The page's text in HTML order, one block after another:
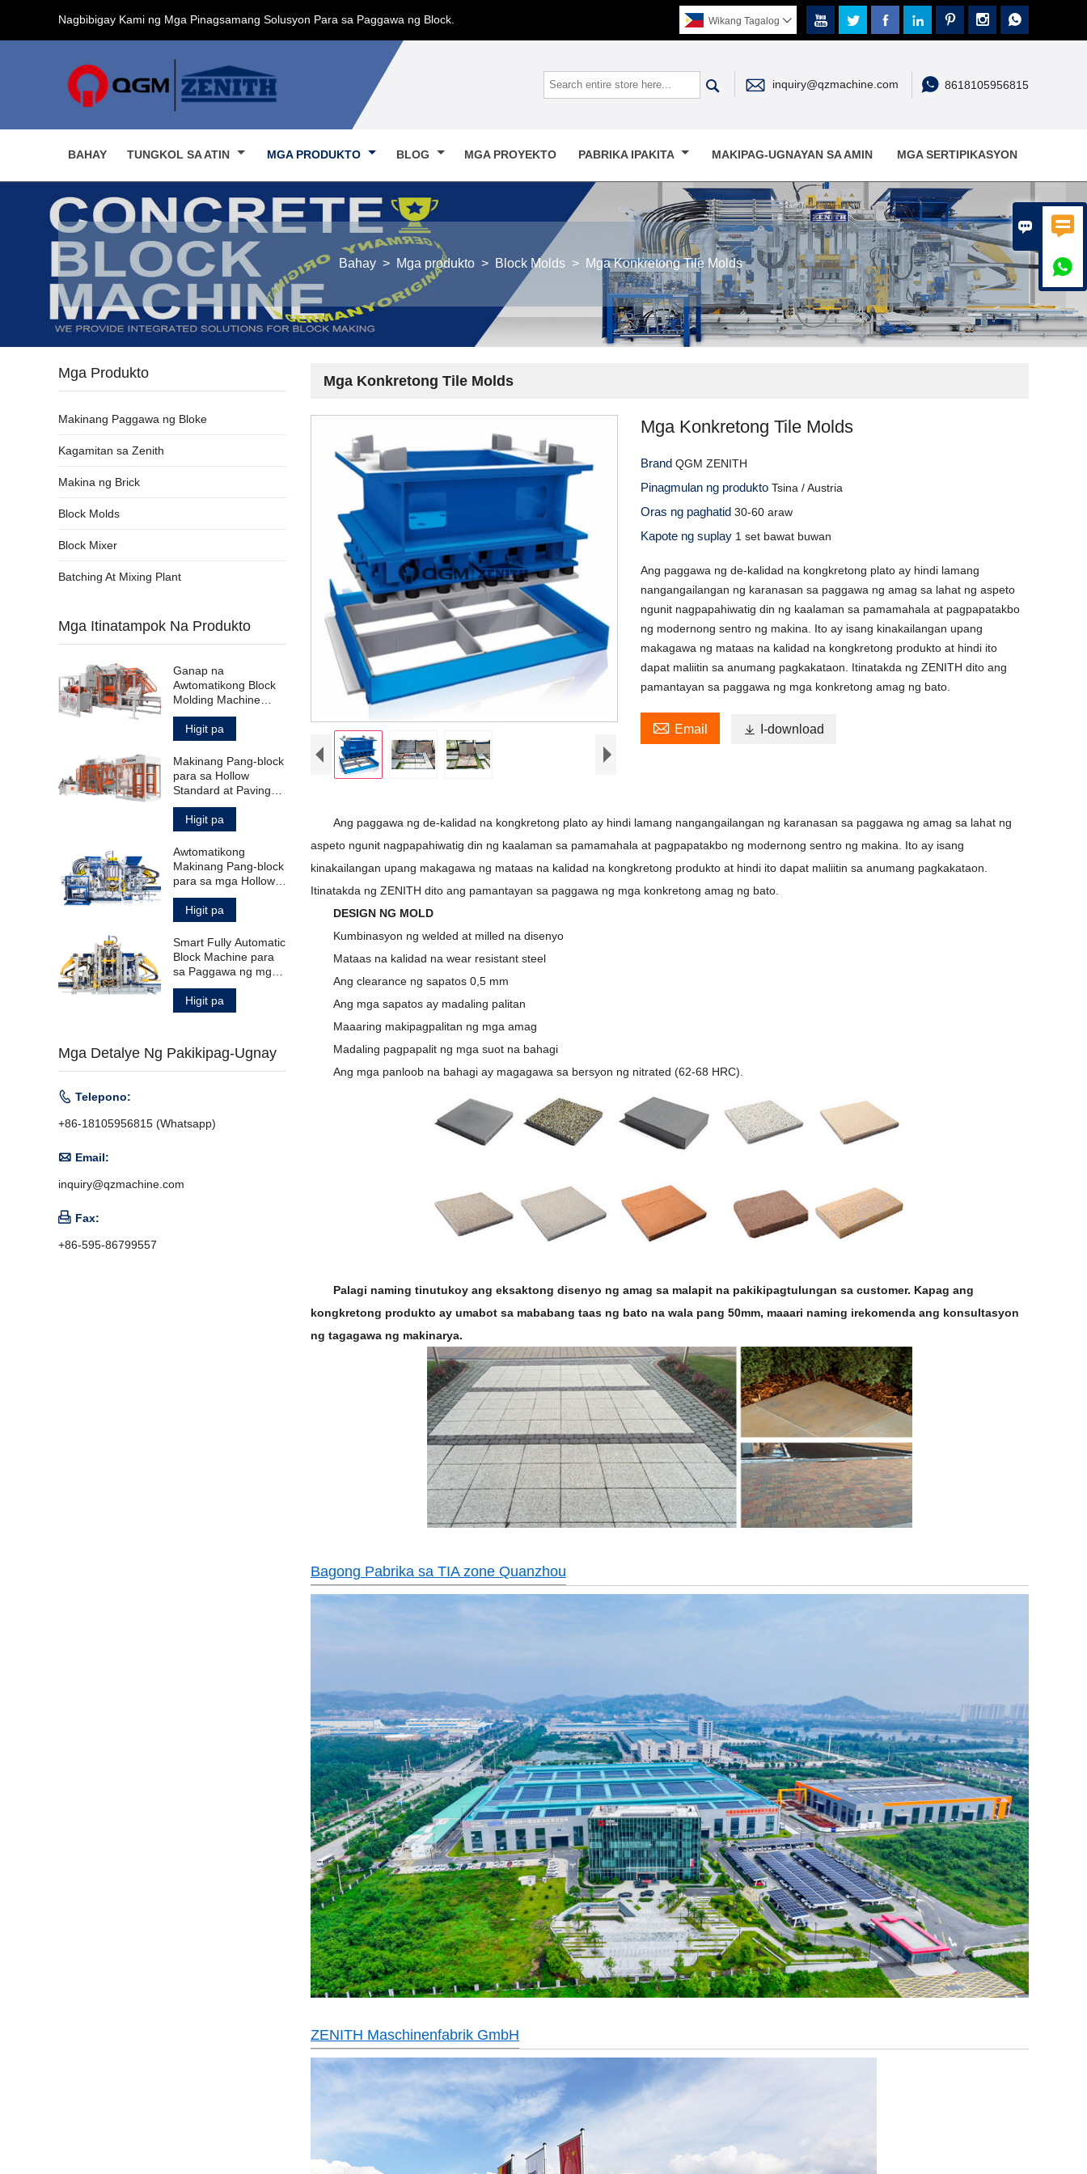
 

Nagbibigay Kami ng Mga Pinagsamang Solusyon Para sa Paggawa ng Block.       
Wikang Tagalog 
  inquiry@qzmachine.com  8618105956815
BAHAY TUNGKOL SA ATIN MGA PRODUKTO BLOG MGA PROYEKTO PABRIKA IPAKITA MAKIPAG-UGNAYAN SA AMIN MGA SERTIPIKASYON
Bahay > Mga produkto > Block Molds > Mga Konkretong Tile Molds
Mga Konkretong Tile Molds
Mga Konkretong Tile Molds
BrandQGM ZENITH
Pinagmulan ng produktoTsina / Austria
Oras ng paghatid30-60 araw
Kapote ng suplay 1 set bawat buwan
Ang paggawa ng de-kalidad na kongkretong plato ay hindi lamang
nangangailangan ng karanasan sa paggawa ng amag sa lahat ng aspeto
ngunit nagpapahiwatig din ng kaalaman sa pamamahala at pagpapatakbo
ng modernong sentro ng makina. Ito ay isang kinakailangan upang
makagawa ng mataas na kalidad na kongkretong produkto at hindi ito
dapat maliitin sa anumang pagkakataon. Itinatakda ng ZENITH dito ang
pamantayan sa paggawa ng mga konkretong amag ng bato.
 Email  I-download
Ang paggawa ng de-kalidad na kongkretong plato ay hindi lamang nangangailangan ng karanasan sa paggawa ng amag sa lahat ng
aspeto ngunit nagpapahiwatig din ng kaalaman sa pamamahala at pagpapatakbo ng modernong sentro ng makina. Ito ay isang
kinakailangan upang makagawa ng mataas na kalidad na kongkretong produkto at hindi ito dapat maliitin sa anumang pagkakataon.
Itinatakda ng ZENITH dito ang pamantayan sa paggawa ng mga konkretong amag ng bato.
DESIGN NG MOLD
Kumbinasyon ng welded at milled na disenyo
Mataas na kalidad na wear resistant steel
Ang clearance ng sapatos 0,5 mm
Ang mga sapatos ay madaling palitan
Maaaring makipagpalitan ng mga amag
Madaling pagpapalit ng mga suot na bahagi
Ang mga panloob na bahagi ay magagawa sa bersyon ng nitrated (62-68 HRC).
Palagi naming tinutukoy ang eksaktong disenyo ng amag sa malapit na pakikipagtulungan sa customer. Kapag ang
kongkretong produkto ay umabot sa mababang taas ng bato na wala pang 50mm, maaari naming irekomenda ang konsultasyon
ng tagagawa ng makinarya.
Bagong Pabrika sa TIA zone Quanzhou
ZENITH Maschinenfabrik GmbH
Mga Produkto
Makinang Paggawa ng Bloke
Kagamitan sa Zenith
Makina ng Brick
Block Molds
Block Mixer
Batching At Mixing Plant
Mga Itinatampok Na Produkto
Ganap na
Awtomatikong Block
Molding Machine
para sa Hollow
Standard Paving
Block
Higit pa
Makinang Pang-block
para sa Hollow
Standard at Paving
Blocks
Higit pa
Awtomatikong
Makinang Pang-block
para sa mga Hollow
Solid Paving Block at
Curbstone
Higit pa
Smart Fully Automatic
Block Machine para
sa Paggawa ng mga
Produktong
Kongkreto
Higit pa
Mga Detalye Ng Pakikipag-Ugnay
 Telepono:
+86-18105956815 (Whatsapp)
 Email:
inquiry@qzmachine.com
 Fax:
+86-595-86799557